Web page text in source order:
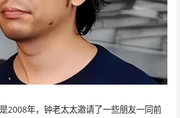
2008年，钟老太太邀请了一些朋友一同前